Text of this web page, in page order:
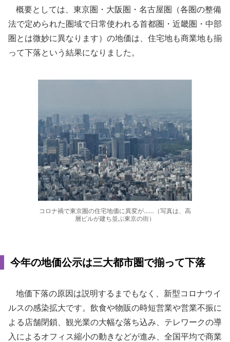
概要としては、東京圏・大阪圏・名古屋圏（各圏の整備
法で定められた圏域で日常使われる首都圏・近畿圏・中部
圏とは微妙に異なります）の地価は、住宅地も商業地も揃
って下落という結果になりました。
コロナ禍で東京圏の住宅地価に異変が……（写真は、高
層ビルが建ち並ぶ東京の街）
今年の地価公示は三大都市圏で揃って下落
地価下落の原因は説明するまでもなく、新型コロナウイ
ルスの感染拡大です。飲食や物販の時短営業や営業不振に
よる店舗閉鎖、観光業の大幅な落ち込み、テレワークの導
入によるオフィス縮小の動きなどが進み、全国平均で商業